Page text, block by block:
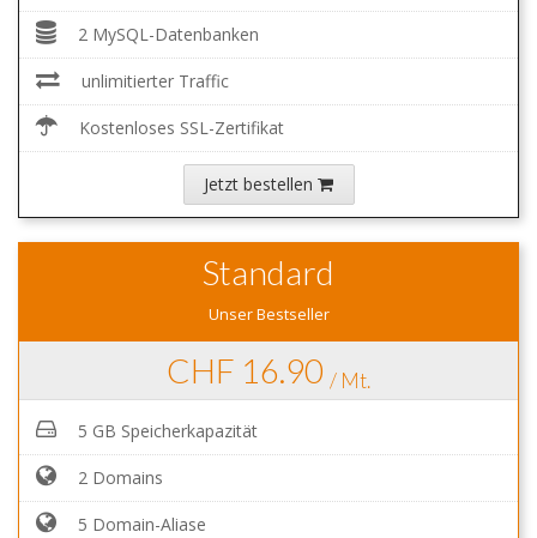
2 MySQL-Datenbanken
unlimitierter Traffic
Kostenloses SSL-Zertifikat
Jetzt bestellen
Standard
Unser Bestseller
CHF 16.90 / Mt.
5 GB Speicherkapazität
2 Domains
5 Domain-Aliase